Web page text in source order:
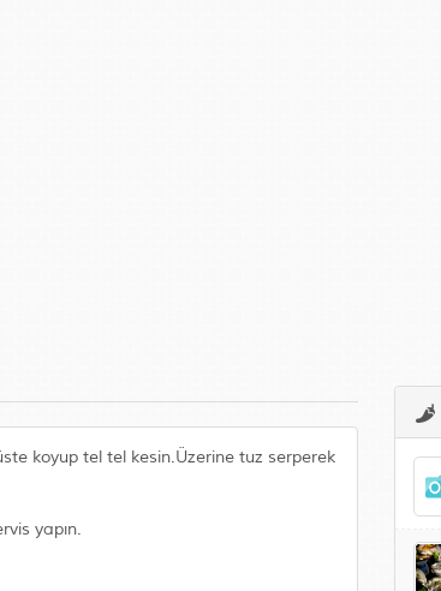
koyup tel tel kesin.Üzerine tuz serperek
yapın.